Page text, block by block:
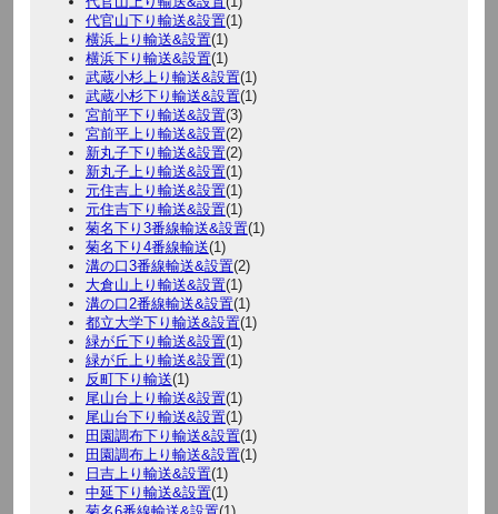
代官山下り輸送&設置(1)
横浜上り輸送&設置(1)
横浜下り輸送&設置(1)
武蔵小杉上り輸送&設置(1)
武蔵小杉下り輸送&設置(1)
宮前平下り輸送&設置(3)
宮前平上り輸送&設置(2)
新丸子下り輸送&設置(2)
新丸子上り輸送&設置(1)
元住吉上り輸送&設置(1)
元住吉下り輸送&設置(1)
菊名下り3番線輸送&設置(1)
菊名下り4番線輸送(1)
溝の口3番線輸送&設置(2)
大倉山上り輸送&設置(1)
溝の口2番線輸送&設置(1)
都立大学下り輸送&設置(1)
緑が丘下り輸送&設置(1)
緑が丘上り輸送&設置(1)
反町下り輸送(1)
尾山台上り輸送&設置(1)
尾山台下り輸送&設置(1)
田園調布下り輸送&設置(1)
田園調布上り輸送&設置(1)
日吉上り輸送&設置(1)
中延下り輸送&設置(1)